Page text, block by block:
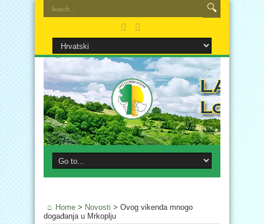
Home > Novosti > Ovog vikenda mnogo
događanja u Mrkoplju